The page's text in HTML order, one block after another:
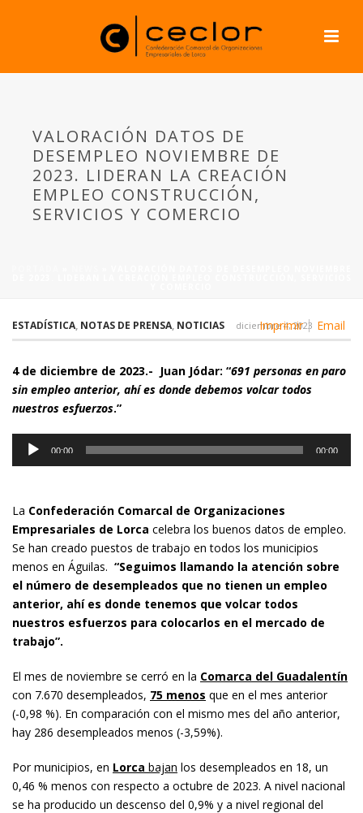
VALORACIÓN DATOS DE
DESEMPLEO NOVIEMBRE DE
2023. LIDERAN LA CREACIÓN
EMPLEO CONSTRUCCIÓN,
SERVICIOS Y COMERCIO
Imprimir Email
ESTADÍSTICA, NOTAS DE PRENSA, NOTICIAS diciembre 4, 2023
4 de diciembre de 2023.- Juan Jódar: “691 personas en paro
sin empleo anterior, ahí es donde debemos volcar todos
nuestros esfuerzos.”
Reproductor
00:00 00:00
La Confederación Comarcal de Organizaciones
Empresariales de Lorca celebra los buenos datos de empleo.
Se han creado puestos de trabajo en todos los municipios
menos en Águilas. “Seguimos llamando la atención sobre
el número de desempleados que no tienen un empleo
anterior, ahí es donde tenemos que volcar todos
nuestros esfuerzos para colocarlos en el mercado de
trabajo”.
El mes de noviembre se cerró en la Comarca del Guadalentín
con 7.670 desempleados, 75 menos que en el mes anterior
(-0,98 %). En comparación con el mismo mes del año anterior,
hay 286 desempleados menos (-3,59%).
Por municipios, en Lorca bajan los desempleados en 18, un
0,46 % menos con respecto a octubre de 2023. A nivel nacional
se ha producido un descenso del 0,9% y a nivel regional del